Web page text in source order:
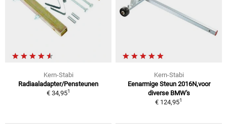
Kern-Stabi
Radiaaladapter/Pensteunen
€ 34,951
Kern-Stabi
Eenarmige Steun 2016N,voor
diverse BMW's
€ 124,951